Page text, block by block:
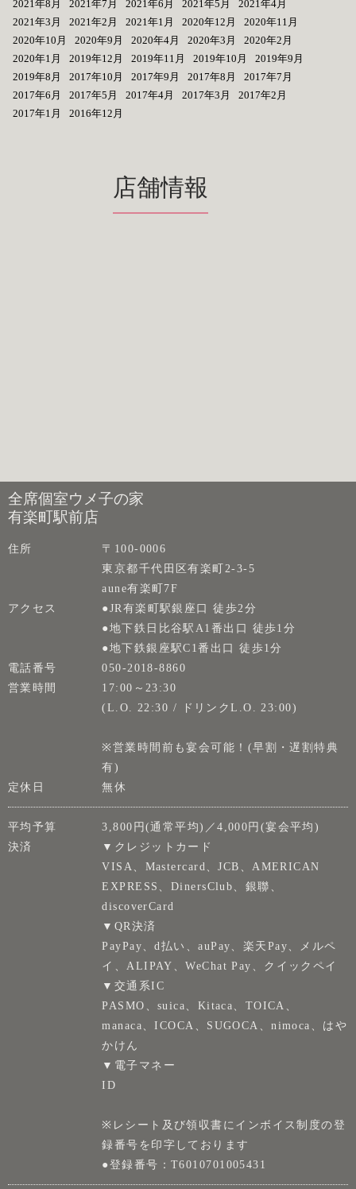
2021年8月 2021年7月 2021年6月 2021年5月
2021年4月
2021年3月
2021年2月 2021年1月 2020年12月
2020年11月
2020年10月
2020年9月 2020年4月 2020年3月
2020年2月
2020年1月
2019年12月 2019年11月 2019年10月
2019年9月
2019年8月
2017年10月 2017年9月 2017年8月
2017年7月
2017年6月
2017年5月 2017年4月 2017年3月
2017年2月
2017年1月
2016年12月
店舗情報
全席個室ウメ子の家
有楽町駅前店
住所
〒100-0006
東京都千代田区有楽町2-3-5
aune有楽町7F
アクセス
●JR有楽町駅銀座口 徒歩2分
●地下鉄日比谷駅A1番出口 徒歩1分
●地下鉄銀座駅C1番出口 徒歩1分
電話番号
050-2018-8860
営業時間
17:00～23:30
(L.O. 22:30 / ドリンクL.O. 23:00)
※営業時間前も宴会可能！(早割・遅割特典
有)
定休日
無休
平均予算
3,800円(通常平均)／4,000円(宴会平均)
決済
▼クレジットカード
VISA、Mastercard、JCB、AMERICAN
EXPRESS、DinersClub、銀聯、
discoverCard
▼QR決済
PayPay、d払い、auPay、楽天Pay、メルペ
イ、ALIPAY、WeChat Pay、クイックペイ
▼交通系IC
PASMO、suica、Kitaca、TOICA、
manaca、ICOCA、SUGOCA、nimoca、はや
かけん
▼電子マネー
ID
※レシート及び領収書にインボイス制度の登
録番号を印字しております
●登録番号：T6010701005431